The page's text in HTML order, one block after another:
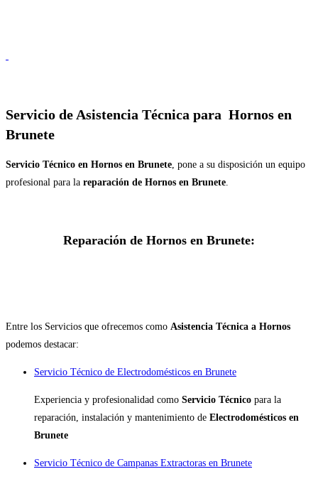
Servicio de Asistencia Técnica para Hornos en
Brunete
Servicio Técnico en Hornos en Brunete, pone a su disposición un equipo
profesional para la reparación de Hornos en Brunete.
Reparación de Hornos en Brunete:
Entre los Servicios que ofrecemos como Asistencia Técnica a Hornos
podemos destacar:
Servicio Técnico de Electrodomésticos en Brunete
Experiencia y profesionalidad como Servicio Técnico para la
reparación, instalación y mantenimiento de Electrodomésticos en
Brunete
Servicio Técnico de Campanas Extractoras en Brunete